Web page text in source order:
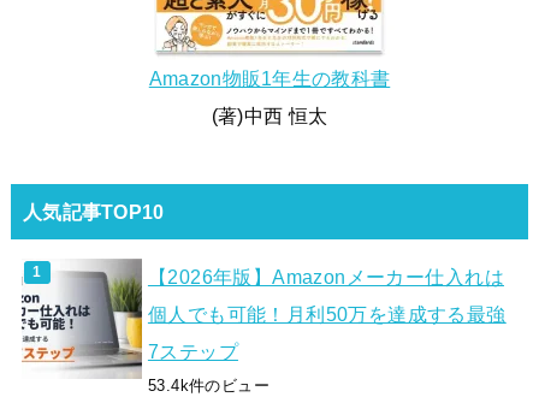
Amazon物販1年生の教科書
(著)中西 恒太
人気記事TOP10
【2026年版】Amazonメーカー仕入れは
個人でも可能！月利50万を達成する最強
7ステップ
53.4k件のビュー